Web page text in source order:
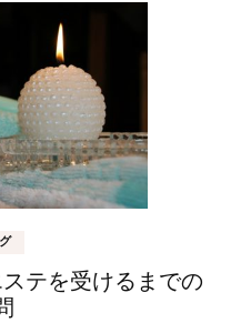
テを受けるまでの